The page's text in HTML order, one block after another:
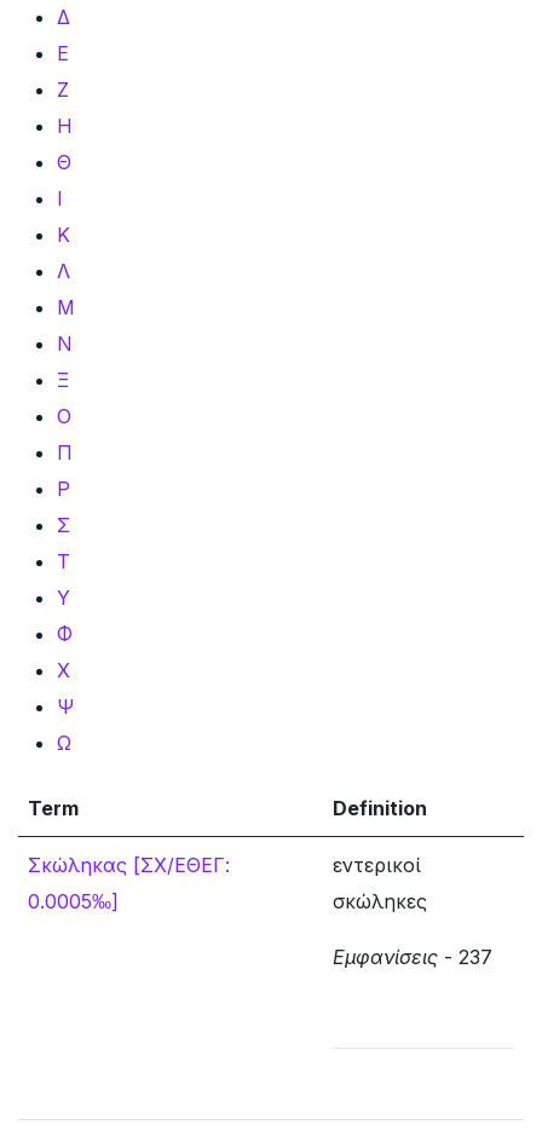
Δ
Ε
Ζ
Η
Θ
Ι
Κ
Λ
Μ
Ν
Ξ
Ο
Π
Ρ
Σ
Τ
Υ
Φ
Χ
Ψ
Ω
Term Definition
Σκώληκας [ΣΧ/ΕΘΕΓ:
0.0005‰]
εντερικοί
σκώληκες
Εμφανίσεις - 237